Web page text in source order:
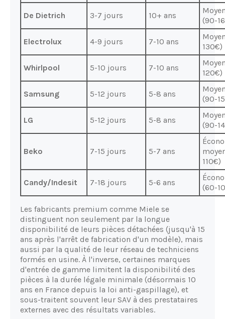
De Dietrich 3-7 jours 10+ ans
(90-
Electrolux 4-9 jours 7-10 ans
130€)
Whirlpool 5-10 jours 7-10 ans
120€)
Samsung 5-12 jours 5-8 ans
(90-
LG 5-12 jours 5-8 ans
(90-
Beko 7-15 jours 5-7 ans
110€)
Candy/Indesit 7-18 jours 5-6 ans
(60-
Les fabricants premium comme Miele se
distinguent non seulement par la longue
disponibilité de leurs pièces détachées (jusqu'à 15
ans après l'arrêt de fabrication d'un modèle), mais
aussi par la qualité de leur réseau de techniciens
formés en usine. À l'inverse, certaines marques
d'entrée de gamme limitent la disponibilité des
pièces à la durée légale minimale (désormais 10
ans en France depuis la loi anti-gaspillage), et
sous-traitent souvent leur SAV à des prestataires
externes avec des résultats variables.